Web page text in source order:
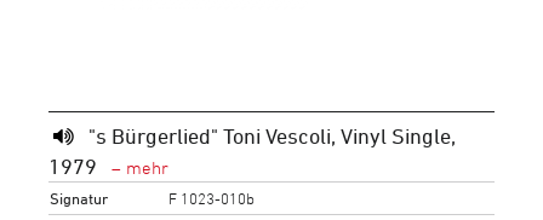
"s Bürgerlied" Toni Vescoli, Vinyl Single,
1979
Signatur
F 1023-010b